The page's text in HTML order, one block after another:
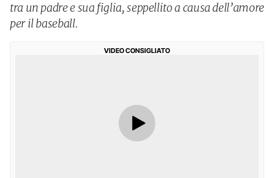
tra un padre e sua figlia, seppellito a causa dell’amore
per il baseball.
VIDEO CONSIGLIATO